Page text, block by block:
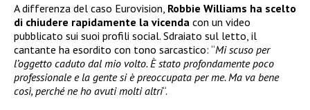
A differenza del caso Eurovision, Robbie Williams ha scelto
di chiudere rapidamente la vicenda con un video
pubblicato sui suoi profili social. Sdraiato sul letto, il
cantante ha esordito con tono sarcastico: “Mi scuso per
l’oggetto caduto dal mio volto. È stato profondamente poco
professionale e la gente si è preoccupata per me. Ma va bene
così, perché ne ho avuti molti altri“.